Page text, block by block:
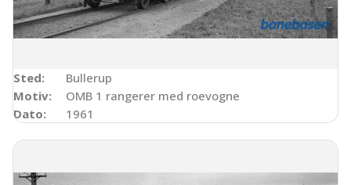
Sted:
Bullerup
Motiv:
OMB 1 rangerer med roevogne
Dato:
1961